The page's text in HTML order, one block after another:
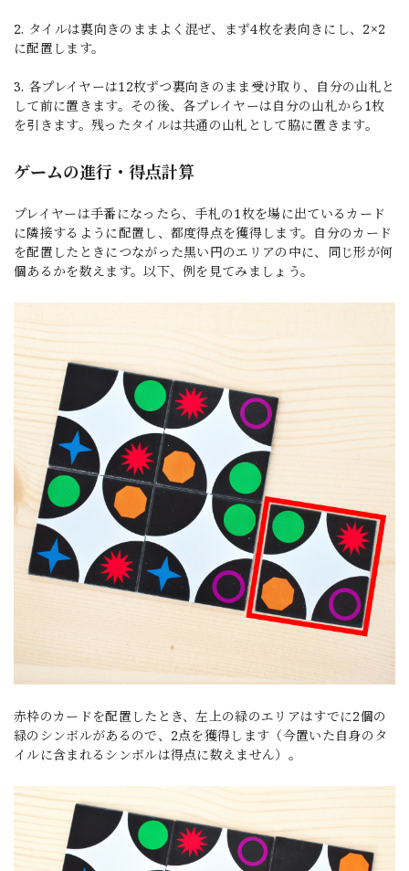
2. タイルは裏向きのままよく混ぜ、まず4枚を表向きにし、2×2
に配置します。
3. 各プレイヤーは12枚ずつ裏向きのまま受け取り、自分の山札と
して前に置きます。その後、各プレイヤーは自分の山札から1枚
を引きます。残ったタイルは共通の山札として脇に置きます。
ゲームの進行・得点計算
プレイヤーは手番になったら、手札の1枚を場に出ているカード
に隣接するように配置し、都度得点を獲得します。自分のカード
を配置したときにつながった黒い円のエリアの中に、同じ形が何
個あるかを数えます。以下、例を見てみましょう。
赤枠のカードを配置したとき、左上の緑のエリアはすでに2個の
緑のシンボルがあるので、2点を獲得します（今置いた自身のタ
イルに含まれるシンボルは得点に数えません）。